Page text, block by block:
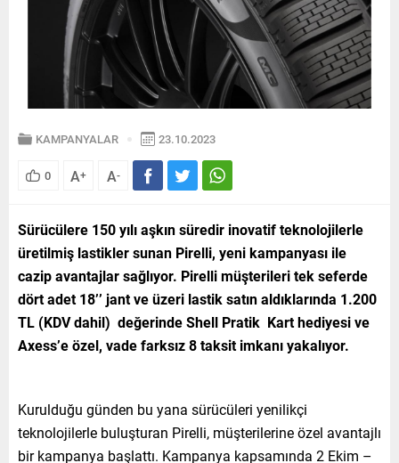
KAMPANYALAR 23.10.2023
0 A+ A-
Sürücülere 150 yılı aşkın süredir inovatif teknolojilerle
üretilmiş lastikler sunan Pirelli, yeni kampanyası ile
cazip avantajlar sağlıyor. Pirelli müşterileri tek seferde
dört adet 18’’ jant ve üzeri lastik satın aldıklarında 1.200
TL (KDV dahil) değerinde Shell Pratik Kart hediyesi ve
Axess’e özel, vade farksız 8 taksit imkanı yakalıyor.
Kurulduğu günden bu yana sürücüleri yenilikçi
teknolojilerle buluşturan Pirelli, müşterilerine özel avantajlı
bir kampanya başlattı. Kampanya kapsamında 2 Ekim –